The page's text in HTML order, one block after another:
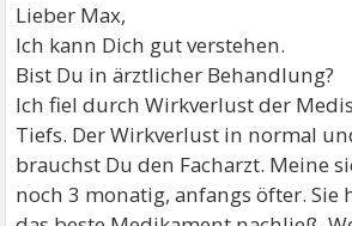
Lieber Max,
Ich kann Dich gut verstehen.
Bist Du in ärztlicher Behandlung?
Ich fiel durch Wirkverlust der
Tiefs. Der Wirkverlust in normal
brauchst Du den Facharzt. Meine
noch 3 monatig, anfangs öfter. Sie